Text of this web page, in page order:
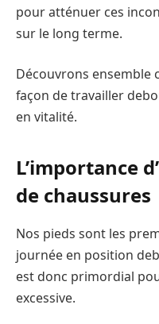
pour atténuer ces
sur le long terme.
Découvrons
façon de travailler
en vitalité.
L’importance
de chaussures
Nos pieds sont les
journée en position
est donc primordial
excessive.